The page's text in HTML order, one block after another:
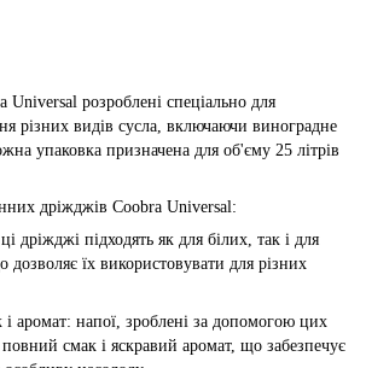
Universal розроблені спеціально для
різних видів сусла, включаючи виноградне
упаковка призначена для об'єму 25 літрів
дріжджів Coobra Universal:
дріжджі підходять як для білих, так і для
їх використовувати для різних
аромат: напої, зроблені за допомогою цих
смак і яскравий аромат, що забезпечує